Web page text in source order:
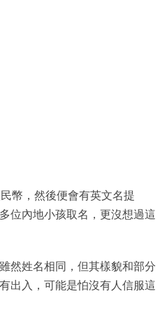
幣，然後便會有英文名提
位內地小孩取名，更沒想過這
然姓名相同，但其樣貌和部分
出入，可能是怕沒有人信服這